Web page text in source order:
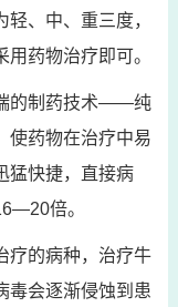
、中、重三度，
药物治疗即可。
的制药技术——纯
使药物在治疗中易
猛快捷，直接病
倍。
疗的病种，治疗牛
毒会逐渐侵蚀到患